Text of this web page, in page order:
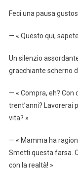
Feci una pausa
— « Questo qui,
Un silenzio
gracchiante scherno
— « Compra, eh? Con
trent’anni? Lavorerai
vita? »
— « Mamma ha
Smetti questa farsa.
con la realtà! »